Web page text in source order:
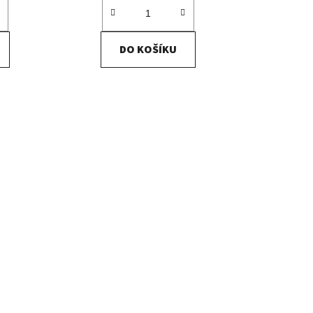
DO KOŠÍKU